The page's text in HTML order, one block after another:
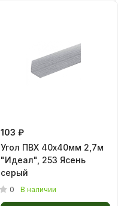
103 ₽
Угол ПВХ 40х40мм 2,7м
"Идеал", 253 Ясень
серый
0 В наличии